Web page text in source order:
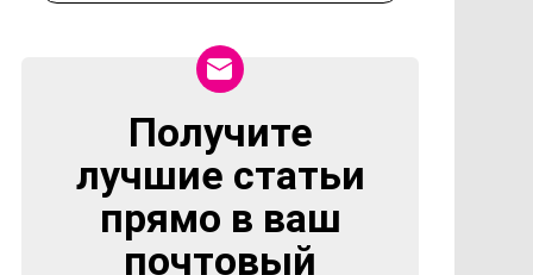
NEWSLETTER
Получите
лучшие статьи
прямо в ваш
почтовый